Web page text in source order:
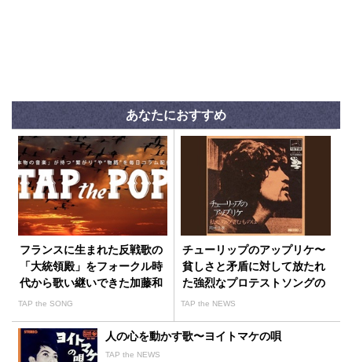
あなたにおすすめ
フランスに生まれた反戦歌の
「大統領殿」をフォークル時
代から歌い継いできた加藤和
彦
TAP the SONG
チューリップのアップリケ〜
貧しさと矛盾に対して放たれ
た強烈なプロテストソングの
誕生経緯
TAP the NEWS
人の心を動かす歌〜ヨイトマケの唄
TAP the NEWS